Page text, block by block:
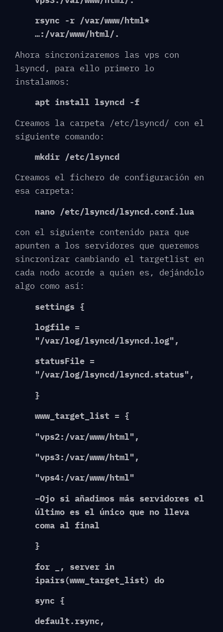
rsync -r /var/www/html*
…:/var/www/html/.
Ahora sincronizaremos las vps con
lsyncd, para ello primero lo
instalamos:
apt install lsyncd -f
Creamos la carpeta /etc/lsyncd/ con el
siguiente comando:
mkdir /etc/lsyncd
Creamos el fichero de configuración en
esa carpeta:
nano /etc/lsyncd/lsyncd.conf.lua
con el siguiente contenido para que
apunten a los servidores que queremos
sincronizar cambiando el targetlist en
cada nodo acorde a quien es, dejándolo
algo como así:
settings {
logfile =
"/var/log/lsyncd/lsyncd.log",
statusFile =
"/var/log/lsyncd/lsyncd.status",
}
www_target_list = {
"vps2:/var/www/html",
"vps3:/var/www/html",
"vps4:/var/www/html"
–Ojo si añadimos más servidores el
último es el único que no lleva
coma al final
}
for _, server in
ipairs(www_target_list) do
sync {
default.rsync,